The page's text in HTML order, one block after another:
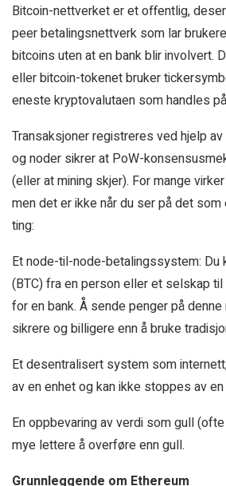
Bitcoin-nettverket er et offentlig,
peer betalingsnettverk som lar
bitcoins uten at en bank blir involvert.
eller bitcoin-tokenet bruker
eneste kryptovalutaen som handles
Transaksjoner registreres ved hjelp
og noder sikrer at PoW-
(eller at mining skjer). For mange
men det er ikke når du ser på det
ting:
Et node-til-node-betalingssystem: Du
(BTC) fra en person eller et selskap
for en bank. Å sende penger på
sikrere og billigere enn å bruke
Et desentralisert system som
av en enhet og kan ikke stoppes av
En oppbevaring av verdi som gull
mye lettere å overføre enn gull.
Grunnleggende om Ethereum